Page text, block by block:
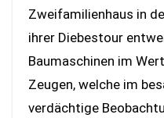
Zweifamilienhaus in
ihrer Diebestour
Baumaschinen im
Zeugen, welche im
verdächtige